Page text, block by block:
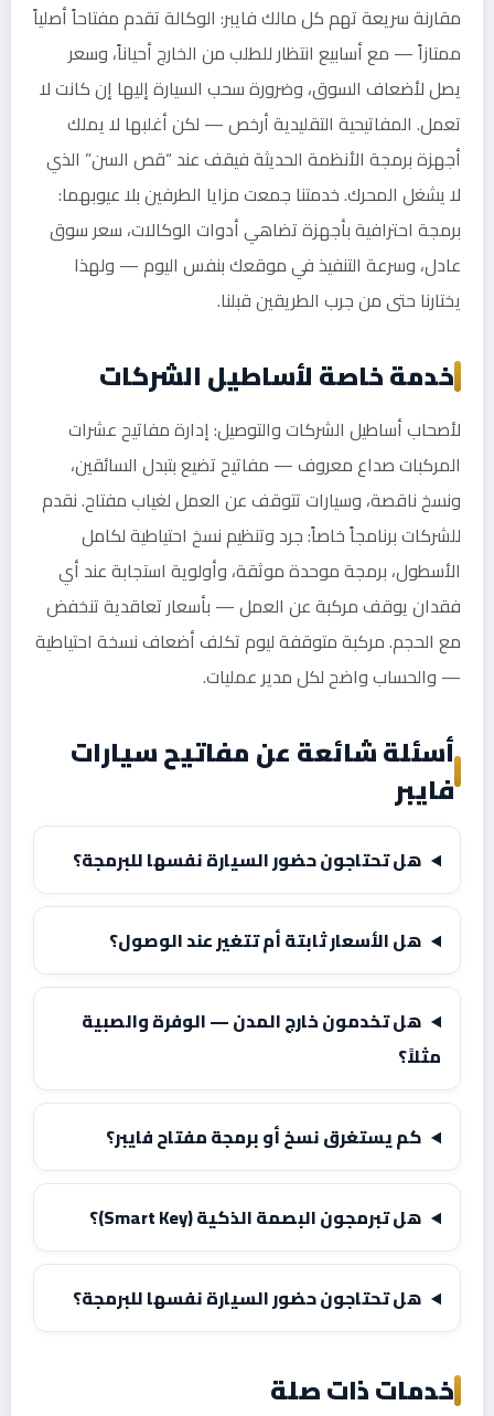
مقارنة سريعة تهم كل مالك فايبر: الوكالة تقدم مفتاحاً أصلياً
ممتازاً — مع أسابيع انتظار للطلب من الخارج أحياناً، وسعر
يصل لأضعاف السوق، وضرورة سحب السيارة إليها إن كانت لا
تعمل. المفاتيحية التقليدية أرخص — لكن أغلبها لا يملك
أجهزة برمجة الأنظمة الحديثة فيقف عند “قص السن” الذي
لا يشغل المحرك. خدمتنا جمعت مزايا الطرفين بلا عيوبهما:
برمجة احترافية بأجهزة تضاهي أدوات الوكالات، سعر سوق
عادل، وسرعة التنفيذ في موقعك بنفس اليوم — ولهذا
يختارنا حتى من جرب الطريقين قبلنا.
خدمة خاصة لأساطيل الشركات
لأصحاب أساطيل الشركات والتوصيل: إدارة مفاتيح عشرات
المركبات صداع معروف — مفاتيح تضيع بتبدل السائقين،
ونسخ ناقصة، وسيارات تتوقف عن العمل لغياب مفتاح. نقدم
للشركات برنامجاً خاصاً: جرد وتنظيم نسخ احتياطية لكامل
الأسطول، برمجة موحدة موثقة، وأولوية استجابة عند أي
فقدان يوقف مركبة عن العمل — بأسعار تعاقدية تنخفض
مع الحجم. مركبة متوقفة ليوم تكلف أضعاف نسخة احتياطية
— والحساب واضح لكل مدير عمليات.
أسئلة شائعة عن مفاتيح سيارات
فايبر
هل تحتاجون حضور السيارة نفسها للبرمجة؟
هل الأسعار ثابتة أم تتغير عند الوصول؟
هل تخدمون خارج المدن — الوفرة والصبية
مثلاً؟
كم يستغرق نسخ أو برمجة مفتاح فايبر؟
هل تبرمجون البصمة الذكية (Smart Key)؟
هل تحتاجون حضور السيارة نفسها للبرمجة؟
خدمات ذات صلة